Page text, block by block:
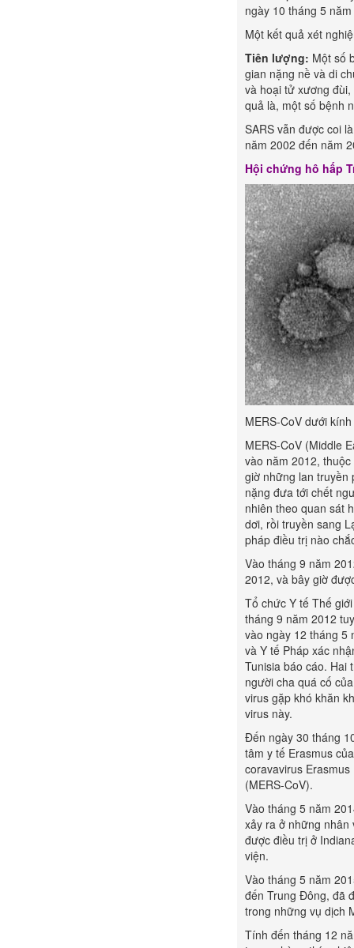
ngày 10 tháng 5
Một kết quả xét
Tiên lượng: Một số
gian nặng nề và di
và hoại tử xương
quả là, một số bệnh
SARS vẫn được coi
năm 2002 đến năm
Hội chứng hô hấp
MERS-CoV dưới
MERS-CoV (Middle
vào năm 2012,
giờ những lan truyền
nặng đưa tới chết
nhiên theo quan sát
dơi, rồi truyền sang
pháp điều trị nào
Vào tháng 9 năm
2012, và bây giờ
Tổ chức Y tế Thế
tháng 9 năm 2012
vào ngày 12 tháng 5
và Y tế Pháp xác
Tunisia báo cáo.
người cha quá cố
virus gặp khó khăn
virus này.
Đến ngày 30 tháng
tâm y tế Erasmus
coravavirus
(MERS-CoV).
Vào tháng 5 năm
xảy ra ở những nhân
được điều trị ở
viện.
Vào tháng 5 năm
đến Trung Đông, đã
trong những vụ dịch
Tính đến tháng 12